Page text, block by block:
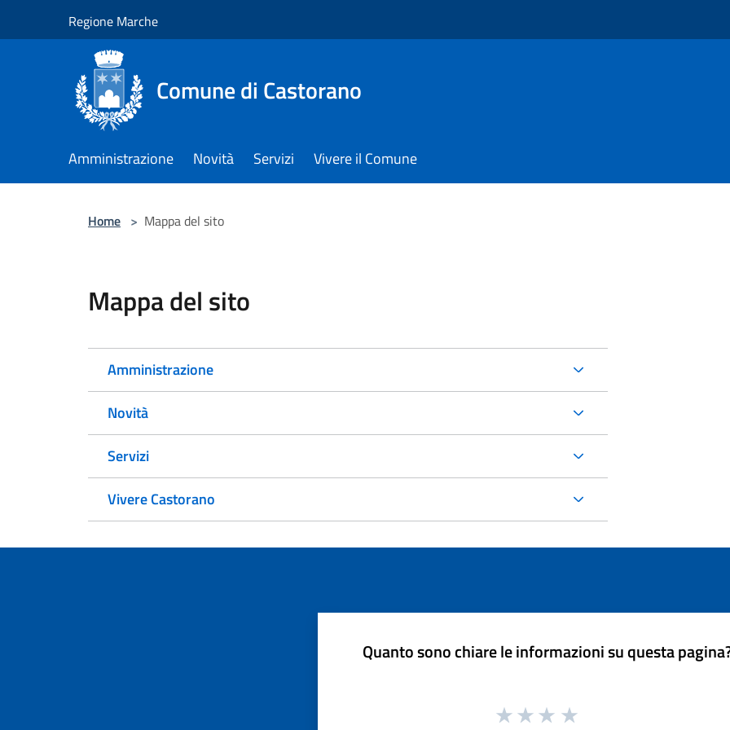
Regione Marche
Comune di Castorano
Amministrazione Novità Servizi Vivere il Comune
Home > Mappa del sito
Mappa del sito
Amministrazione
Novità
Servizi
Vivere Castorano
Quanto sono chiare le informazioni su questa